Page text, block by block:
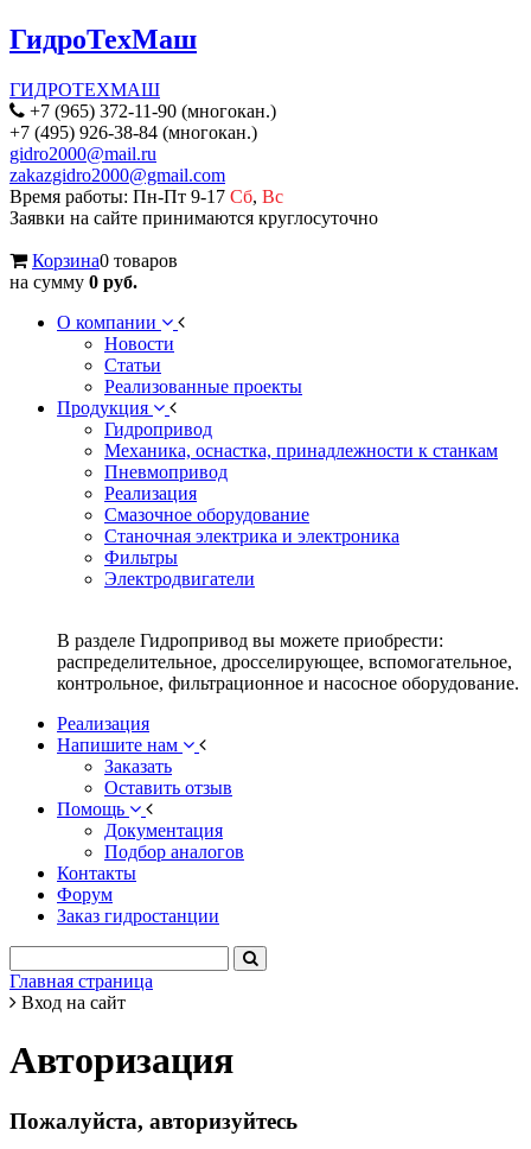
ГидроТехМаш
ГИДРОТЕХМАШ
+7 (965) 372-11-90 (многокан.)
+7 (495) 926-38-84 (многокан.)
gidro2000@mail.ru
zakazgidro2000@gmail.com
Время работы: Пн-Пт 9-17 Сб, Вс
Заявки на сайте принимаются круглосуточно
Корзина0 товаров
на сумму 0 руб.
О компании
Новости
Статьи
Реализованные проекты
Продукция
Гидропривод
Механика, оснастка, принадлежности к станкам
Пневмопривод
Реализация
Смазочное оборудование
Станочная электрика и электроника
Фильтры
Электродвигатели
В разделе Гидропривод вы можете приобрести:
распределительное, дросселирующее, вспомогательное,
контрольное, фильтрационное и насосное оборудование.
Реализация
Напишите нам
Заказать
Оставить отзыв
Помощь
Документация
Подбор аналогов
Контакты
Форум
Заказ гидростанции
Главная страница
Вход на сайт
Авторизация
Пожалуйста, авторизуйтесь